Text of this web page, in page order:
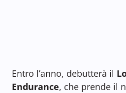
Entro l’anno, debutterà il
Endurance, che prende il